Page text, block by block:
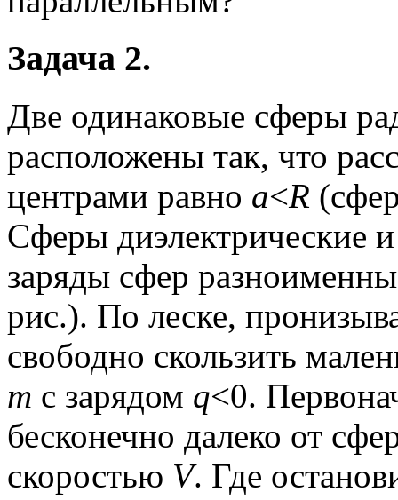
Задача 2.
Две одинаковые сферы
расположены так, что
центрами равно a<R
Сферы диэлектрические
заряды сфер
рис.). По леске,
свободно скользить
m с зарядом q<0.
бесконечно далеко от
скоростью V. Где